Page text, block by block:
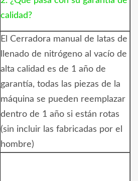
calidad?
El Cerradora manual de latas de
llenado de nitrógeno al vacío de
alta calidad es de 1 año de
garantía, todas las piezas de la
máquina se pueden reemplazar
dentro de 1 año si están rotas
(sin incluir las fabricadas por el
hombre)